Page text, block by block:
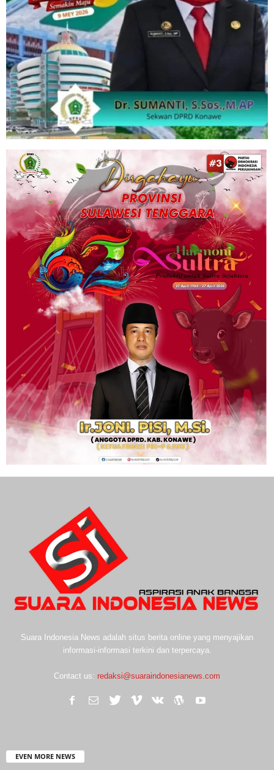
Suara Indonesia News adalah situs berita online yang menyajikan
informasi-informasi terkini dan terpercaya.
Contact us: redaksi@suaraindonesianews.com
EVEN MORE NEWS